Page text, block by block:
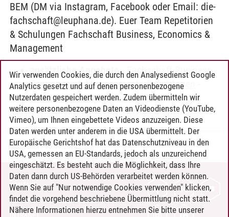
BEM (DM via Instagram, Facebook oder Email: die-
fachschaft@leuphana.de). Euer Team Repetitorien
& Schulungen Fachschaft Business, Economics &
Management
zusätzliche Angebote- Fachschaft Business,
Economics & Management - Repetitorien
Statistics (IBAE)
Timo Leder/30.06.2024
KONTAKT
LEUPHANA ALS ARBEITGEBER
INTRANET
Wir verwenden Cookies, die durch den Analysedienst Google
Analytics gesetzt und auf denen personenbezogene
Nutzerdaten gespeichert werden. Zudem übermitteln wir
weitere personenbezogene Daten an Videodienste (YouTube,
Vimeo), um Ihnen eingebettete Videos anzuzeigen. Diese
Daten werden unter anderem in die USA übermittelt. Der
Europäische Gerichtshof hat das Datenschutzniveau in den
USA, gemessen an EU-Standards, jedoch als unzureichend
eingeschätzt. Es besteht auch die Möglichkeit, dass Ihre
Daten dann durch US-Behörden verarbeitet werden können.
Wenn Sie auf "Nur notwendige Cookies verwenden" klicken,
findet die vorgehend beschriebene Übermittlung nicht statt.
Nähere Informationen hierzu entnehmen Sie bitte unserer